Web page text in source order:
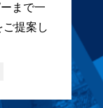
まで一
提案し